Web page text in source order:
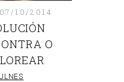
07/10/2014
O